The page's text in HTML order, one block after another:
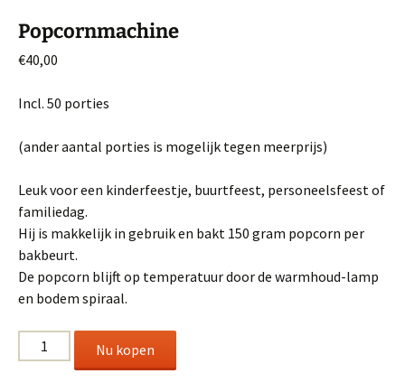
Popcornmachine
€40,00
Incl. 50 porties
(ander aantal porties is mogelijk tegen meerprijs)
Leuk voor een kinderfeestje, buurtfeest, personeelsfeest of
familiedag.
Hij is makkelijk in gebruik en bakt 150 gram popcorn per
bakbeurt.
De popcorn blijft op temperatuur door de warmhoud-lamp
en bodem spiraal.
Popcornmachine
aantal
Nu kopen